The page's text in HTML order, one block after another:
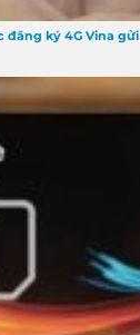
đăng ký 4G Vina